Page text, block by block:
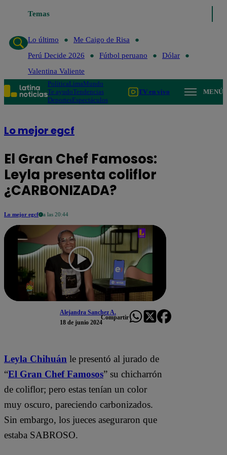
Temas
Lo último
Lo último
Me Caigo de Risa
Perú Decide 2026
Fútbol peruano
Dólar
Valentina Valiente
PolíticaLimaMundo
Te ayudoTendencias
DeportesEspectáculos
TV en vivo MENÚ
Lo mejor egcf
El Gran Chef Famosos:
Leyla presenta coliflor
¿CARBONIZADA?
Lo mejor egcf a las 20:44
Alejandra Sanchez A.
18 de junio 2024
Compartir
Leyla Chihuán le presentó al jurado de
“El Gran Chef Famosos” su chicharrón
de coliflor; pero estas tenían un color
muy oscuro, pareciendo carbonizados.
Sin embargo, los jueces aseguraron que
estaba SABROSO.